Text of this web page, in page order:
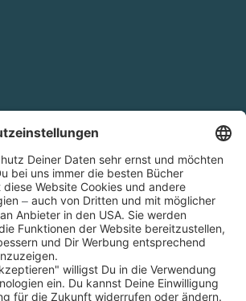
(Affiliate)
ab 9,00 € Bestellwert innerhalb